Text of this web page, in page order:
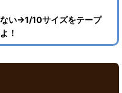
い→1/10サイズをテープ
！